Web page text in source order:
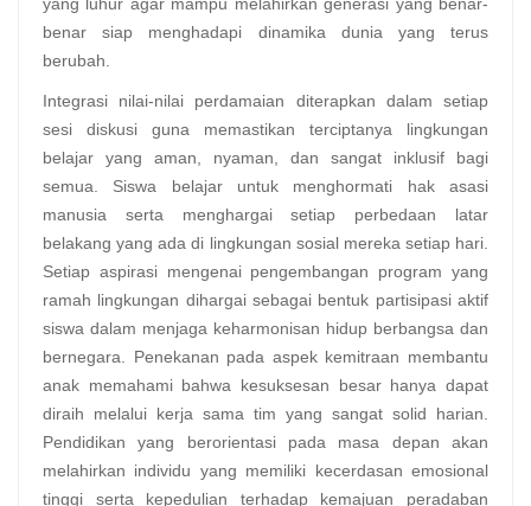
yang luhur agar mampu melahirkan generasi yang benar-
benar siap menghadapi dinamika dunia yang terus
berubah.
Integrasi nilai-nilai perdamaian diterapkan dalam setiap
sesi diskusi guna memastikan terciptanya lingkungan
belajar yang aman, nyaman, dan sangat inklusif bagi
semua. Siswa belajar untuk menghormati hak asasi
manusia serta menghargai setiap perbedaan latar
belakang yang ada di lingkungan sosial mereka setiap hari.
Setiap aspirasi mengenai pengembangan program yang
ramah lingkungan dihargai sebagai bentuk partisipasi aktif
siswa dalam menjaga keharmonisan hidup berbangsa dan
bernegara. Penekanan pada aspek kemitraan membantu
anak memahami bahwa kesuksesan besar hanya dapat
diraih melalui kerja sama tim yang sangat solid harian.
Pendidikan yang berorientasi pada masa depan akan
melahirkan individu yang memiliki kecerdasan emosional
tinggi serta kepedulian terhadap kemajuan peradaban